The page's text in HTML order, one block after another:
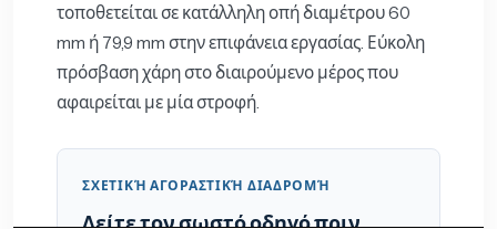
τοποθετείται σε κατάλληλη οπή διαμέτρου 60
mm ή 79,9 mm στην επιφάνεια εργασίας. Εύκολη
πρόσβαση χάρη στο διαιρούμενο μέρος που
αφαιρείται με μία στροφή.
ΣΧΕΤΙΚΉ ΑΓΟΡΑΣΤΙΚΉ ΔΙΑΔΡΟΜΉ
Δείτε τον σωστό οδηγό πριν